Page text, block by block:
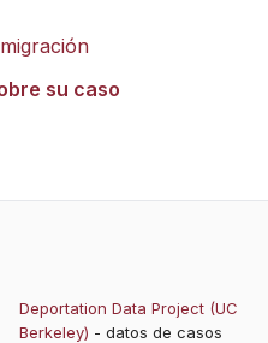
su caso
Deportation Data Project (UC
Berkeley) - datos de casos